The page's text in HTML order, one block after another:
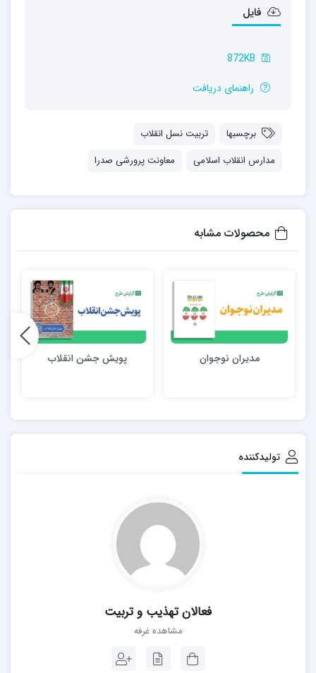
فایل
872KB
راهنمای دریافت
برچسبها
تربیت نسل انقلاب
مدارس انقلاب اسلامی
معاونت پرورشی صدرا
محصولات مشابه
مدیران نوجوان پویش جشن انقلاب
تولیدکننده
فعالان تهذیب و تربیت
مشاهده غرفه